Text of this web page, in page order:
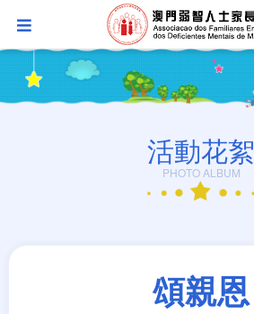
活動花絮
PHOTO ALBUM
頌親恩